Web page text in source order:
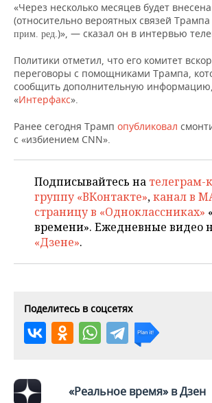
ВУЗЫ ТАТАРСТАНА
ТОРГОВЫЕ ЦЕНТРЫ
ТАТАРСТАНА
БАНКИ
ИНВЕСТИЦИИ
АГРОПРОМ
МАШИНОСТРОЕНИЕ
НЕФТЕХИМИЯ
НЕФТЬ
ЭНЕРГЕТИКА
НОВОСТИ НЕДВИЖИМОСТИ
АВТО
НОВОСТИ БИЗНЕСА
ТРАНСПОРТ
УСЛУГИ
ТЕХНОЛОГИИ
IT
МЕДИА
ТЕЛЕКОММУНИКАЦИИ
НОВОСТИ МЕРОПРИЯТИЙ
ВЫЕЗДНАЯ РЕДАКЦИЯ
БИЗНЕС-БРАНЧИ
ONLINE-КОНФЕРЕНЦИИ
СПОРТ
НОВОСТИ СПОРТА
ФУТБОЛ
ХОККЕЙ
КИБЕРСПОРТ
ВОДНЫЕ ВИДЫ СПОРТА
ОБЩЕСТВО
НОВОСТИ ОБЩЕСТВА
ВЛАСТЬ
КУЛЬТУРА
ОБРАЗОВАНИЕ
ФОТОГАЛЕРЕЯ
СЮЖЕТЫ
СПИСОК КОМПАНИЙ
ПОЛНАЯ ВЕРСИЯ
«Через несколько месяцев будет
(относительно вероятных связей
прим. ред.)», — сказал он в интервью
Политики отметил, что его комитет
переговоры с помощниками Трампа,
сообщить дополнительную
«Интерфакс».
Ранее сегодня Трамп опубликовал
с «избиением CNN».
Подписывайтесь на телеграм-
группу «ВКонтакте»,канал в
страницу в «Одноклассниках»
времени». Ежедневные видео
«Дзене».
Поделитесь в соцсетях
«Реальное время» в Дзен